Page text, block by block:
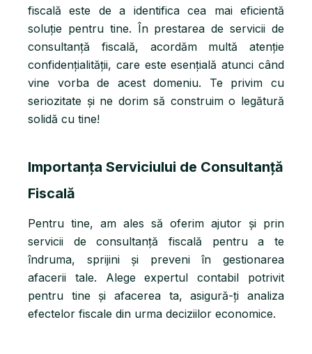
fiscală este de a identifica cea mai eficientă
soluție pentru tine. În prestarea de servicii de
consultanță fiscală, acordăm multă atenție
confidențialității, care este esențială atunci când
vine vorba de acest domeniu. Te privim cu
seriozitate și ne dorim să construim o legătură
solidă cu tine!
Importanța Serviciului de Consultanță
Fiscală
Pentru tine, am ales să oferim ajutor și prin
servicii de consultanță fiscală pentru a te
îndruma, sprijini și preveni în gestionarea
afacerii tale. Alege expertul contabil potrivit
pentru tine și afacerea ta, asigură-ți analiza
efectelor fiscale din urma deciziilor economice.